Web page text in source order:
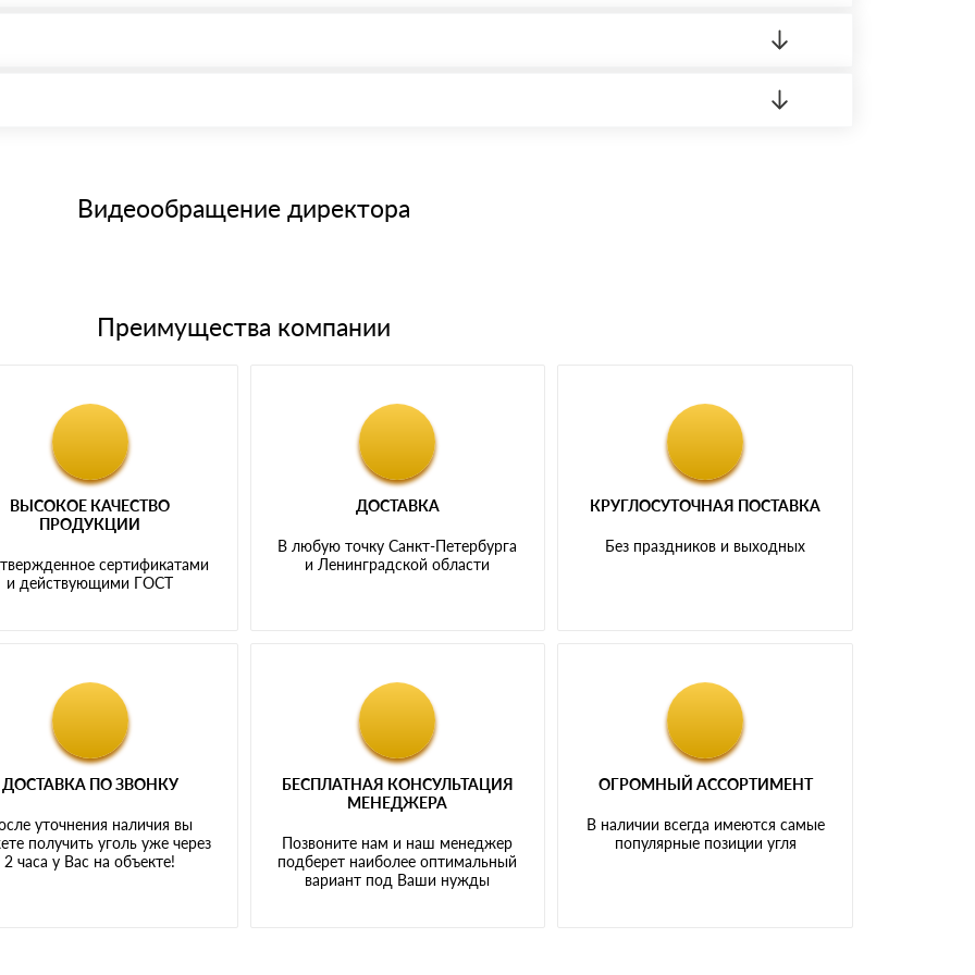
через системы электронных платежей.
банковским картам
материала после проверки качества и количества заказанного материала.
Видеообращение директора
Преимущества компании
ВЫСОКОЕ КАЧЕСТВО
ПРОДУКЦИИ
сертификатами
и действующими ГОСТ
ДОСТАВКА
В любую точку Санкт-Петербурга
и Ленинградской области
КРУГЛОСУТОЧНАЯ ПОСТАВКА
Без праздников и выходных
ДОСТАВКА ПО ЗВОНКУ
уточнения наличия вы
получить уголь уже через
2 часа у Вас на объекте!
БЕСПЛАТНАЯ КОНСУЛЬТАЦИЯ
МЕНЕДЖЕРА
Позвоните нам и наш менеджер
подберет наиболее оптимальный
вариант под Ваши нужды
ОГРОМНЫЙ АССОРТИМЕНТ
В наличии всегда имеются самые
популярные позиции угля